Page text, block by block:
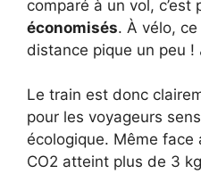
comparé à un vol, c’est
économisés. À vélo,
distance pique un peu !
Le train est donc
pour les voyageurs
écologique. Même face
CO2 atteint plus de 3